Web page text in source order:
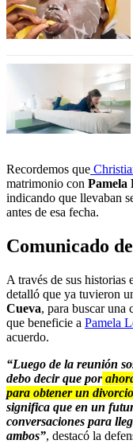
Recordemos que
matrimonio con Pamela
indicando que llevaban
antes de esa fecha.
Comunicado
A través de sus historias
detalló que ya tuvieron
Cueva, para buscar
que beneficie a Pamela
acuerdo.
“Luego de la reunión
debo decir que por
para obtener un
significa que en un
conversaciones para
ambos”, destacó la